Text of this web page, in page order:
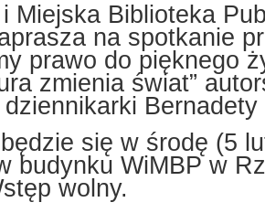
Miejska Biblioteka
na spotkanie
prawo do pięknego
zmienia świat”
się w środę (5
budynku WiMBP w
wolny.